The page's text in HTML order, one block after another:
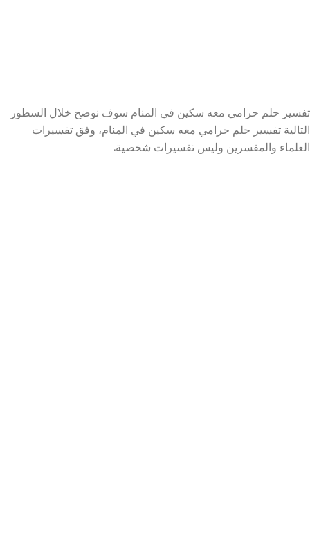
تفسير حلم حرامي معه سكين في المنام سوف نوضح خلال السطور
التالية تفسير حلم حرامي معه سكين في المنام، وفق تفسيرات
العلماء والمفسرين وليس تفسيرات شخصية.